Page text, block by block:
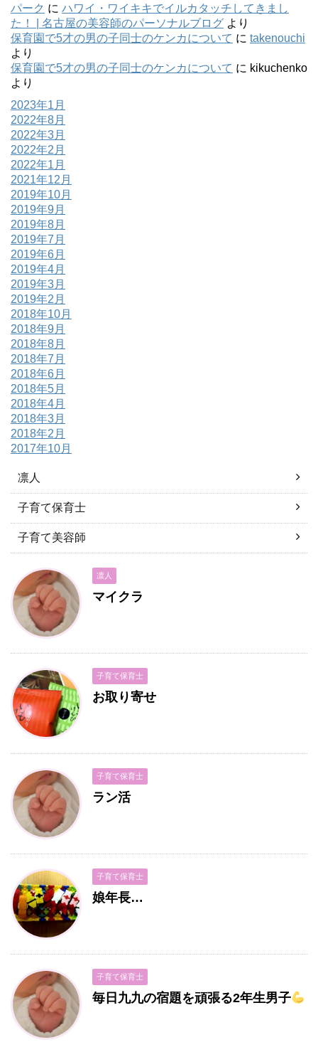
パーク に ハワイ・ワイキキでイルカタッチしてきまし
た！ | 名古屋の美容師のパーソナルブログ より
保育園で5才の男の子同士のケンカについて に takenouchi
より
保育園で5才の男の子同士のケンカについて に kikuchenko
より
2023年1月
2022年8月
2022年3月
2022年2月
2022年1月
2021年12月
2019年10月
2019年9月
2019年8月
2019年7月
2019年6月
2019年4月
2019年3月
2019年2月
2018年10月
2018年9月
2018年8月
2018年7月
2018年6月
2018年5月
2018年4月
2018年3月
2018年2月
2017年10月
凛人
子育て保育士
子育て美容師
凛人
マイクラ
子育て保育士
お取り寄せ
子育て保育士
ラン活
子育て保育士
娘年長…
子育て保育士
毎日九九の宿題を頑張る2年生男子